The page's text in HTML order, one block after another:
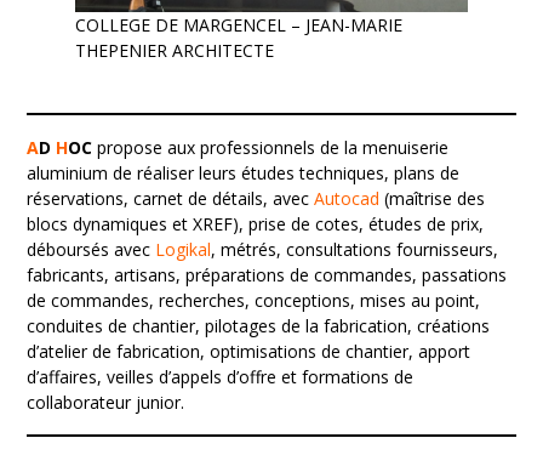
COLLEGE DE MARGENCEL – JEAN-MARIE
THEPENIER ARCHITECTE
AD HOC propose aux professionnels de la menuiserie
aluminium de réaliser leurs études techniques, plans de
réservations, carnet de détails, avecAutocad (maîtrise des
blocs dynamiques et XREF), prise de cotes, études de prix,
déboursés avec Logikal, métrés, consultations fournisseurs,
fabricants, artisans, préparations de commandes, passations
de commandes, recherches, conceptions, mises au point,
conduites de chantier, pilotages de la fabrication, créations
d’atelier de fabrication, optimisations de chantier, apport
d’affaires, veilles d’appels d’offre et formations de
collaborateur junior.